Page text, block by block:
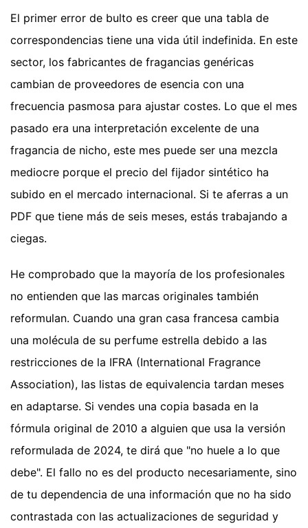
El primer error de bulto es creer que una tabla de
correspondencias tiene una vida útil indefinida. En este
sector, los fabricantes de fragancias genéricas
cambian de proveedores de esencia con una
frecuencia pasmosa para ajustar costes. Lo que el mes
pasado era una interpretación excelente de una
fragancia de nicho, este mes puede ser una mezcla
mediocre porque el precio del fijador sintético ha
subido en el mercado internacional. Si te aferras a un
PDF que tiene más de seis meses, estás trabajando a
ciegas.
He comprobado que la mayoría de los profesionales
no entienden que las marcas originales también
reformulan. Cuando una gran casa francesa cambia
una molécula de su perfume estrella debido a las
restricciones de la IFRA (International Fragrance
Association), las listas de equivalencia tardan meses
en adaptarse. Si vendes una copia basada en la
fórmula original de 2010 a alguien que usa la versión
reformulada de 2024, te dirá que "no huele a lo que
debe". El fallo no es del producto necesariamente, sino
de tu dependencia de una información que no ha sido
contrastada con las actualizaciones de seguridad y